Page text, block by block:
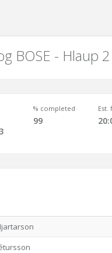
BOSE - Hlaup 2
% completed
99
Est.